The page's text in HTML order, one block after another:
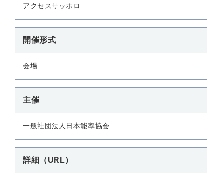
アクセスサッポロ
開催形式
会場
主催
一般社団法人日本能率協会
詳細（URL）